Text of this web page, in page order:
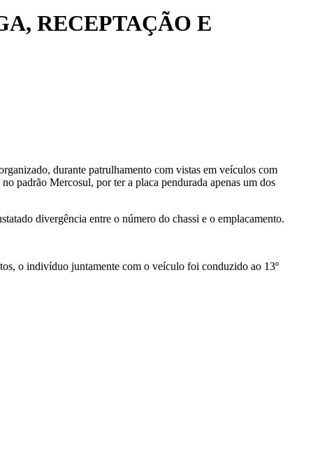
RECEPTAÇÃO E
durante patrulhamento com vistas em veículos com
padrão Mercosul, por ter a placa pendurada apenas um dos
divergência entre o número do chassi e o emplacamento.
o indivíduo juntamente com o veículo foi conduzido ao 13º